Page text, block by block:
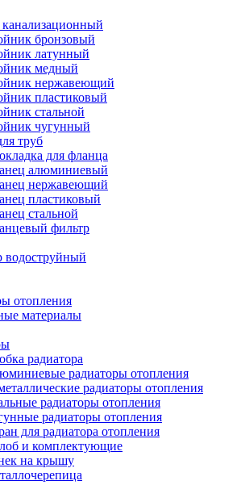
бронзовый
латунный
медный
нержавеющий
пластиковый
стальной
чугунный
труб
для фланца
алюминиевый
нержавеющий
пластиковый
стальной
фильтр
водоструйный
отопления
материалы
радиатора
радиаторы отопления
радиаторы отопления
радиаторы отопления
радиаторы отопления
для радиатора отопления
и комплектующие
на крышу